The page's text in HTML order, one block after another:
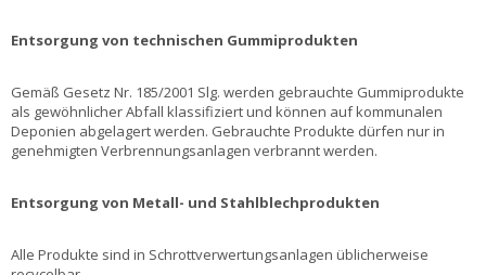
Entsorgung von technischen Gummiprodukten
Gemäß Gesetz Nr. 185/2001 Slg. werden gebrauchte Gummiprodukte
als gewöhnlicher Abfall klassifiziert und können auf kommunalen
Deponien abgelagert werden. Gebrauchte Produkte dürfen nur in
genehmigten Verbrennungsanlagen verbrannt werden.
Entsorgung von Metall- und Stahlblechprodukten
Alle Produkte sind in Schrottverwertungsanlagen üblicherweise